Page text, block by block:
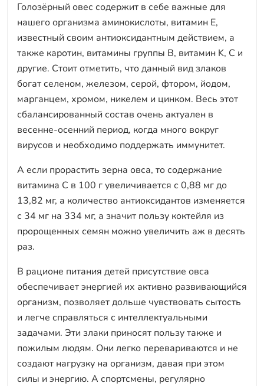
Голозёрный овес содержит в себе важные для
нашего организма аминокислоты, витамин E,
известный своим антиоксидантным действием, а
также каротин, витамины группы B, витамин K, С и
другие. Стоит отметить, что данный вид злаков
богат селеном, железом, серой, фтором, йодом,
марганцем, хромом, никелем и цинком. Весь этот
сбалансированный состав очень актуален в
весенне-осенний период, когда много вокруг
вирусов и необходимо поддержать иммунитет.
А если прорастить зерна овса, то содержание
витамина C в 100 г увеличивается с 0,88 мг до
13,82 мг, а количество антиоксидантов изменяется
с 34 мг на 334 мг, а значит пользу коктейля из
пророщенных семян можно увеличить аж в десять
раз.
В рационе питания детей присутствие овса
обеспечивает энергией их активно развивающийся
организм, позволяет дольше чувствовать сытость
и легче справляться с интеллектуальными
задачами. Эти злаки приносят пользу также и
пожилым людям. Они легко перевариваются и не
создают нагрузку на организм, давая при этом
силы и энергию. А спортсмены, регулярно